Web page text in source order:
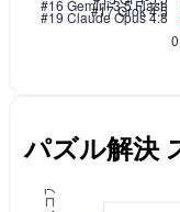
パズル解決